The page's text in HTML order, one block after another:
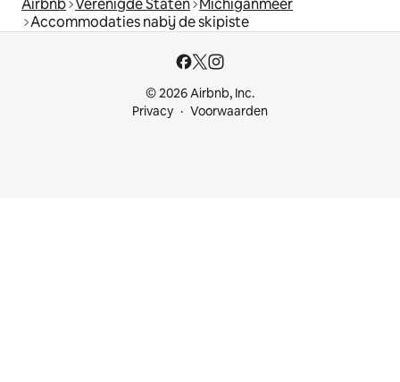
Airbnb Verenigde Staten Michiganmeer
Accommodaties nabij de skipiste
© 2026 Airbnb, Inc.
Privacy
Voorwaarden